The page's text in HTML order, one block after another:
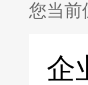
您当前
企